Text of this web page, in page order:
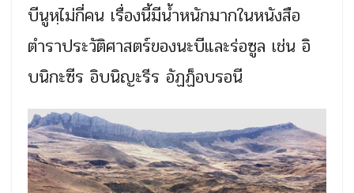
บีนูหฺไม่กี่คน เรื่องนี้มีน้ำหนักมากในหนังสือ
ตำราประวัติศาสตร์ของนะบีและร่อซูล เช่น อิ
บนิกะซีร อิบนิญะรีร อัฏฏ็อบรอนี